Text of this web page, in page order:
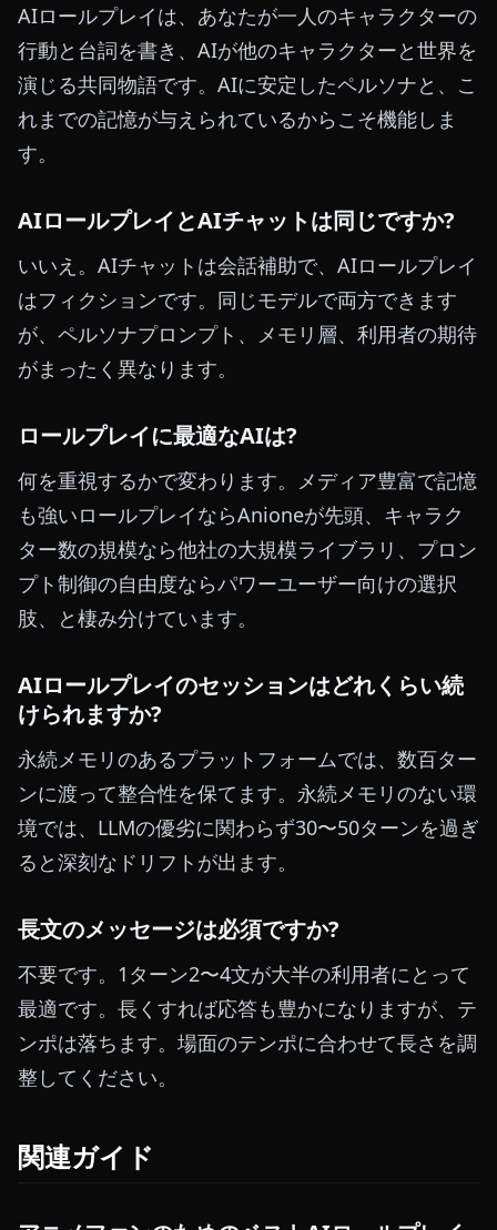
AIロールプレイは、あなたが一人のキャラクターの
行動と台詞を書き、AIが他のキャラクターと世界を
演じる共同物語です。AIに安定したペルソナと、こ
れまでの記憶が与えられているからこそ機能しま
す。
AIロールプレイとAIチャットは同じですか?
いいえ。AIチャットは会話補助で、AIロールプレイ
はフィクションです。同じモデルで両方できます
が、ペルソナプロンプト、メモリ層、利用者の期待
がまったく異なります。
ロールプレイに最適なAIは?
何を重視するかで変わります。メディア豊富で記憶
も強いロールプレイならAnioneが先頭、キャラク
ター数の規模なら他社の大規模ライブラリ、プロン
プト制御の自由度ならパワーユーザー向けの選択
肢、と棲み分けています。
AIロールプレイのセッションはどれくらい続
けられますか?
永続メモリのあるプラットフォームでは、数百ター
ンに渡って整合性を保てます。永続メモリのない環
境では、LLMの優劣に関わらず30〜50ターンを過ぎ
ると深刻なドリフトが出ます。
長文のメッセージは必須ですか?
不要です。1ターン2〜4文が大半の利用者にとって
最適です。長くすれば応答も豊かになりますが、テ
ンポは落ちます。場面のテンポに合わせて長さを調
整してください。
関連ガイド